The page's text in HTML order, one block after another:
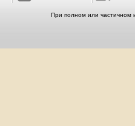
При полном или частичном